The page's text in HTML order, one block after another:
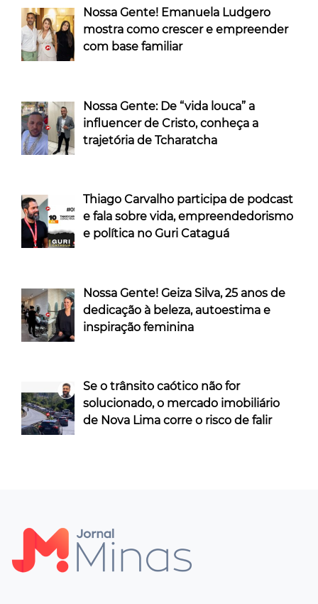
Nossa Gente! Emanuela Ludgero
mostra como crescer e empreender
com base familiar
Nossa Gente: De “vida louca” a
influencer de Cristo, conheça a
trajetória de Tcharatcha
Thiago Carvalho participa de podcast
e fala sobre vida, empreendedorismo
e política no Guri Cataguá
Nossa Gente! Geiza Silva, 25 anos de
dedicação à beleza, autoestima e
inspiração feminina
Se o trânsito caótico não for
solucionado, o mercado imobiliário
de Nova Lima corre o risco de falir